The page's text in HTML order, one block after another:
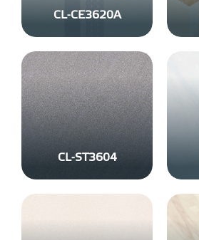
CL-CE3620A
CL-ST3604